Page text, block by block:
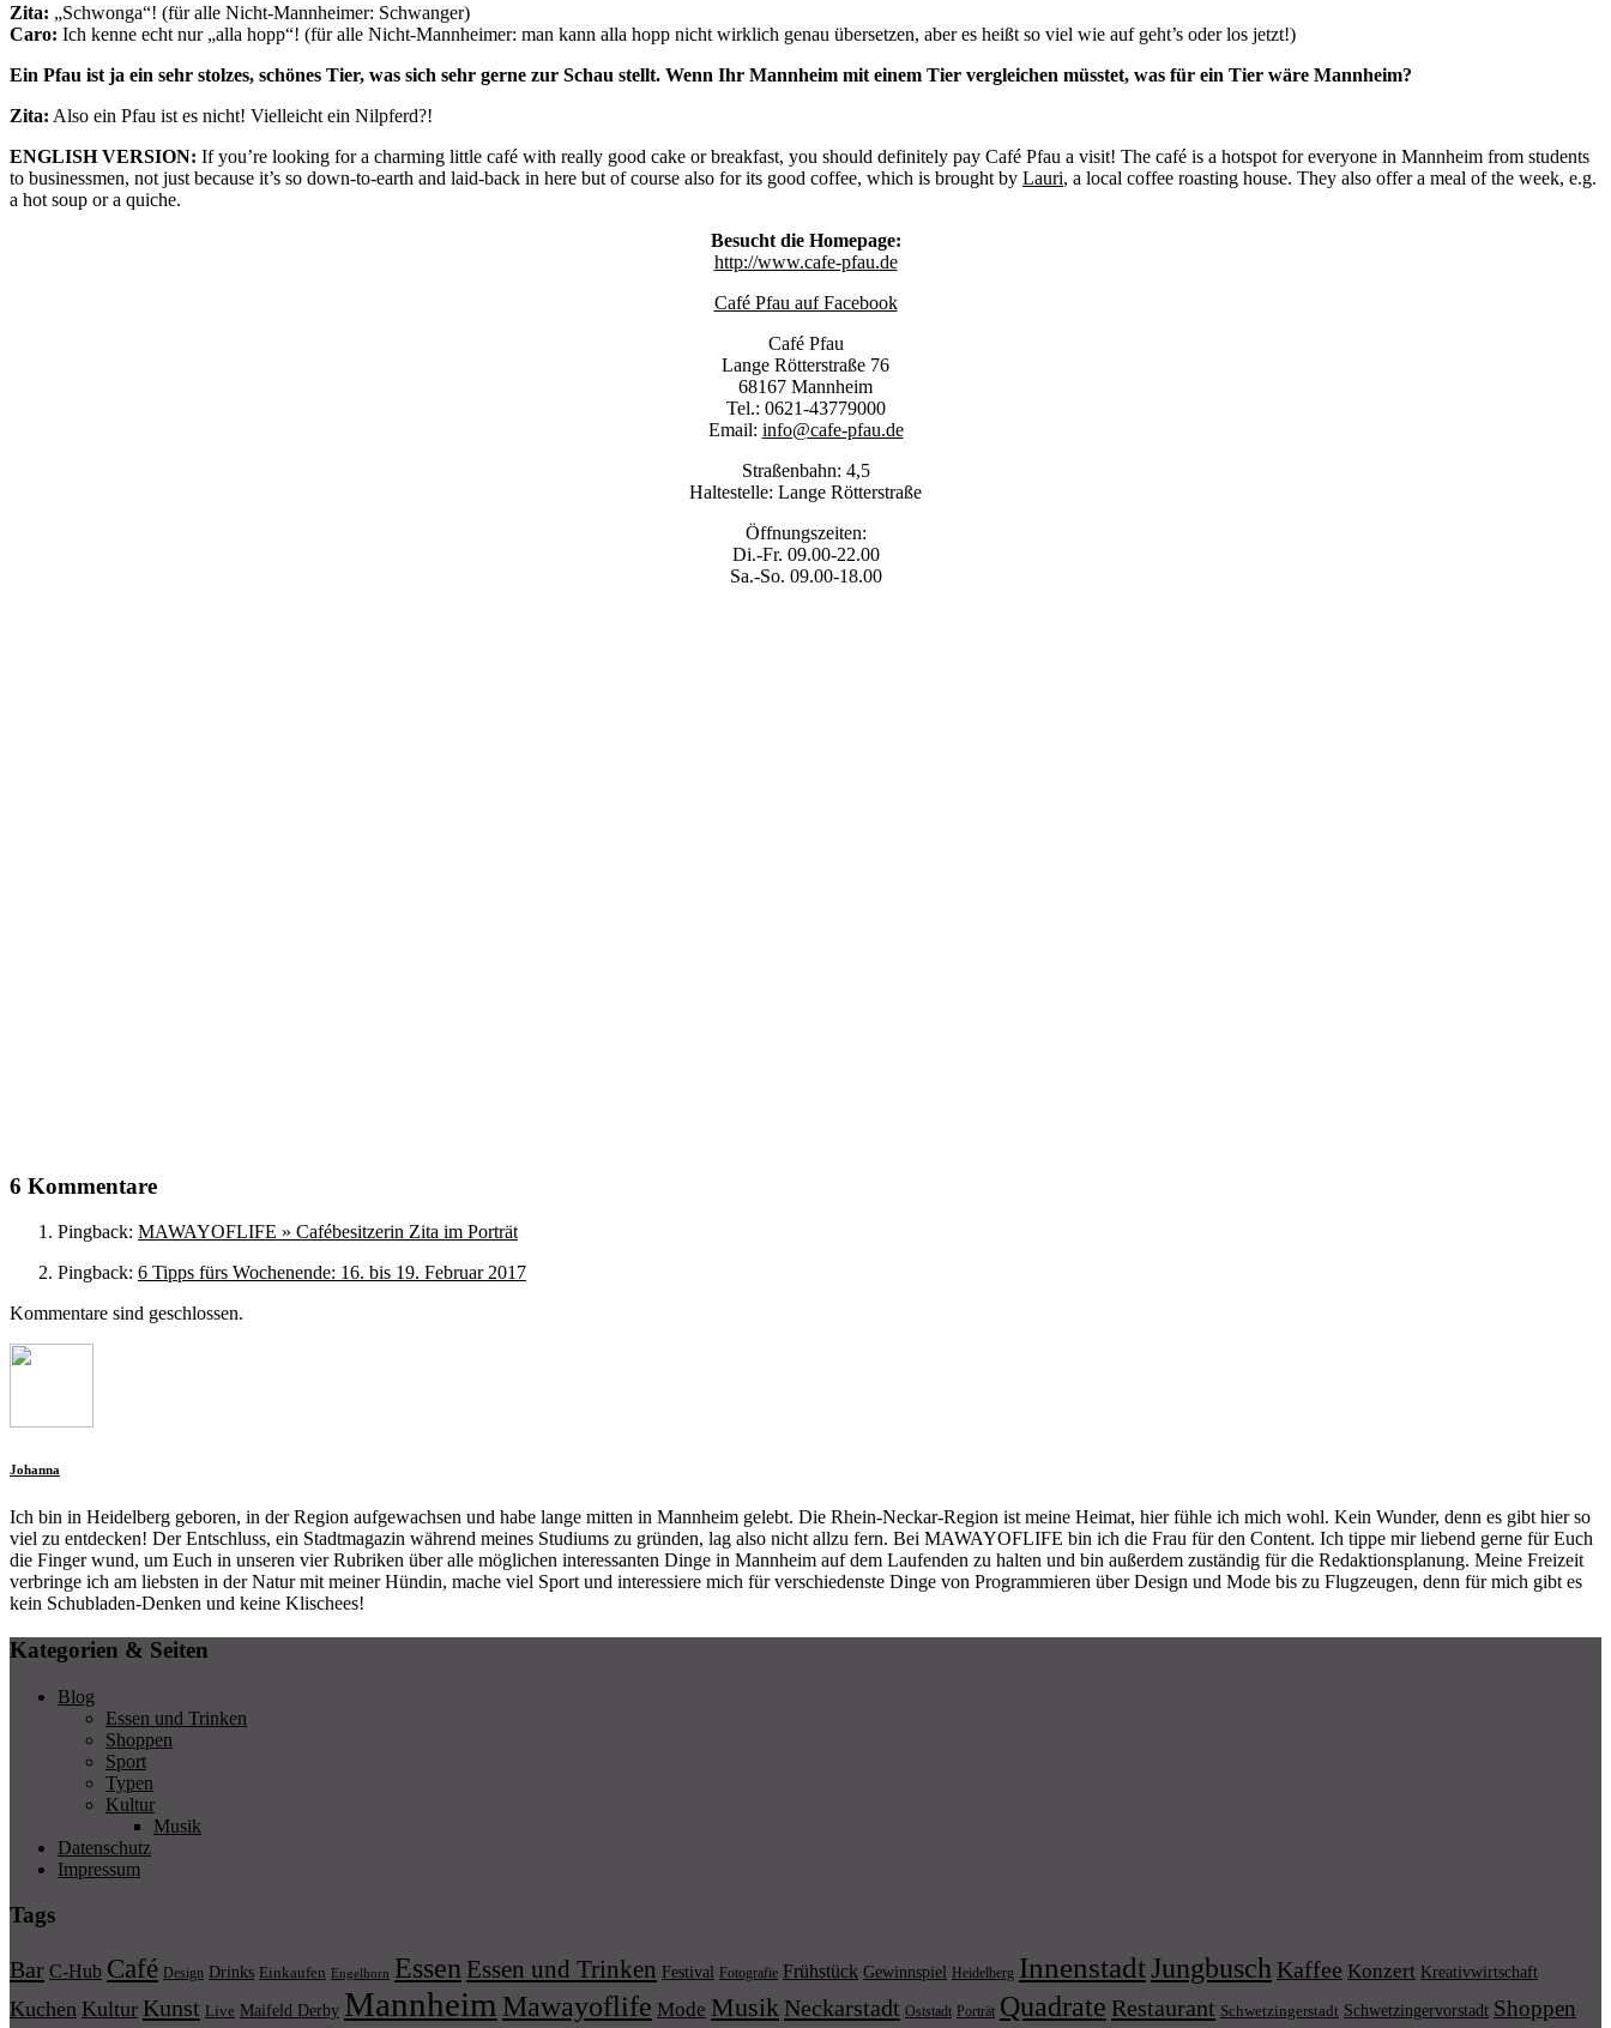
Zita: „Schwonga“! (für alle Nicht-Mannheimer: Schwanger)
Caro: Ich kenne echt nur „alla hopp“! (für alle Nicht-Mannheimer: man kann alla hopp nicht wirklich genau übersetzen, aber es heißt so viel wie auf geht’s oder los jetzt!)
Ein Pfau ist ja ein sehr stolzes, schönes Tier, was sich sehr gerne zur Schau stellt. Wenn Ihr Mannheim mit einem Tier vergleichen müsstet, was für ein Tier wäre Mannheim?
Zita: Also ein Pfau ist es nicht! Vielleicht ein Nilpferd?!
ENGLISH VERSION: If you’re looking for a charming little café with really good cake or breakfast, you should definitely pay Café Pfau a visit! The café is a hotspot for everyone in Mannheim from students
to businessmen, not just because it’s so down-to-earth and laid-back in here but of course also for its good coffee, which is brought by Lauri, a local coffee roasting house. They also offer a meal of the week, e.g.
a hot soup or a quiche.
Besucht die Homepage:
http://www.cafe-pfau.de
Café Pfau auf Facebook
Café Pfau
Lange Rötterstraße 76
68167 Mannheim
Tel.: 0621-43779000
Email: info@cafe-pfau.de
Straßenbahn: 4,5
Haltestelle: Lange Rötterstraße
Öffnungszeiten:
Di.-Fr. 09.00-22.00
Sa.-So. 09.00-18.00
6 Kommentare
Pingback: MAWAYOFLIFE » Cafébesitzerin Zita im Porträt
Pingback: 6 Tipps fürs Wochenende: 16. bis 19. Februar 2017
Kommentare sind geschlossen.
Johanna
Ich bin in Heidelberg geboren, in der Region aufgewachsen und habe lange mitten in Mannheim gelebt. Die Rhein-Neckar-Region ist meine Heimat, hier fühle ich mich wohl. Kein Wunder, denn es gibt hier so
viel zu entdecken! Der Entschluss, ein Stadtmagazin während meines Studiums zu gründen, lag also nicht allzu fern. Bei MAWAYOFLIFE bin ich die Frau für den Content. Ich tippe mir liebend gerne für Euch
die Finger wund, um Euch in unseren vier Rubriken über alle möglichen interessanten Dinge in Mannheim auf dem Laufenden zu halten und bin außerdem zuständig für die Redaktionsplanung. Meine Freizeit
verbringe ich am liebsten in der Natur mit meiner Hündin, mache viel Sport und interessiere mich für verschiedenste Dinge von Programmieren über Design und Mode bis zu Flugzeugen, denn für mich gibt es
kein Schubladen-Denken und keine Klischees!
Kategorien & Seiten
Blog
Essen und Trinken
Shoppen
Sport
Typen
Kultur
Musik
Datenschutz
Impressum
Tags
Bar C-Hub Café Design Drinks Einkaufen Engelhorn Essen Essen und Trinken Festival Fotografie Frühstück Gewinnspiel Heidelberg InnenstadtJungbusch Kaffee Konzert Kreativwirtschaft
Kuchen Kultur Kunst Live Maifeld Derby Mannheim Mawayoflife Mode Musik Neckarstadt Oststadt Porträt Quadrate Restaurant Schwetzingerstadt Schwetzingervorstadt Shoppen